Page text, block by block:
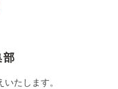
たします。